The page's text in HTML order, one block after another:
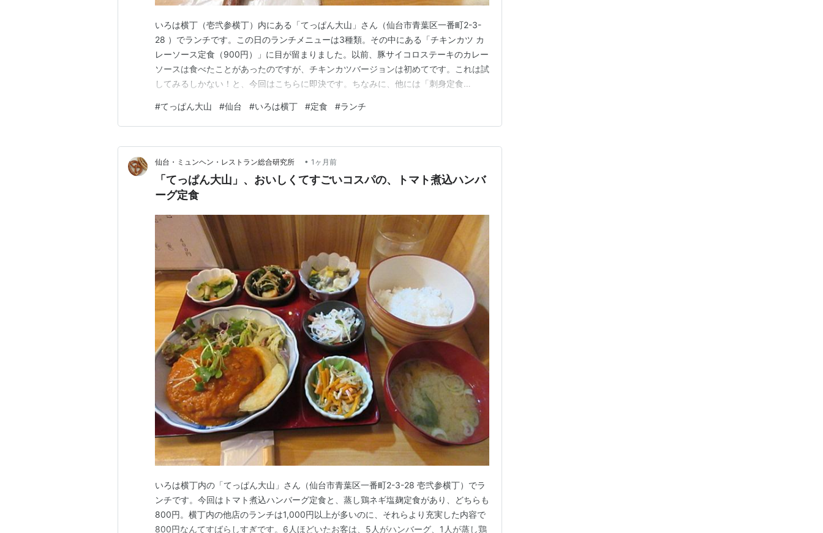
いろは横丁（壱弐参横丁）内にある「てっぱん大山」さん（仙台市青葉区一番町2-3-
28 ）でランチです。この日のランチメニューは3種類。その中にある「チキンカツ カ
レーソース定食（900円）」に目が留まりました。以前、豚サイコロステーキのカレー
ソースは食べたことがあったのですが、チキンカツバージョンは初めてです。これは試
してみるしかない！と、今回はこちらに即決です。ちなみに、他には「刺身定食
あり、おいしかったですよ。 チキンカツ カレーソース定食900円 カウンター席からは
店主さんの手元こそ見えませんが、「チキン…
#てっぱん大山 #仙台 #いろは横丁 #定食 #ランチ
仙台・ミュンヘン・レストラン総合研究所 • 1ヶ月前
「てっぱん大山」、おいしくてすごいコスパの、トマト煮込ハンバ
ーグ定食
いろは横丁内の「てっぱん大山」さん（仙台市青葉区一番町2-3-28 壱弐参横丁）でラ
ンチです。今回はトマト煮込ハンバーグ定食と、蒸し鶏ネギ塩麹定食があり、どちらも
800円。横丁内の他店のランチは1,000円以上が多いのに、それらより充実した内容で
800円なんてすばらしすぎです。6人ほどいたお客は、5人がハンバーグ、1人が蒸し鶏